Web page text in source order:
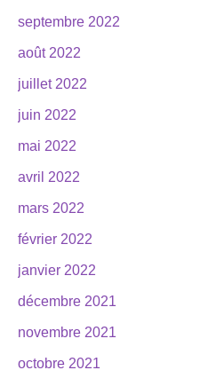
septembre 2022
août 2022
juillet 2022
juin 2022
mai 2022
avril 2022
mars 2022
février 2022
janvier 2022
décembre 2021
novembre 2021
octobre 2021